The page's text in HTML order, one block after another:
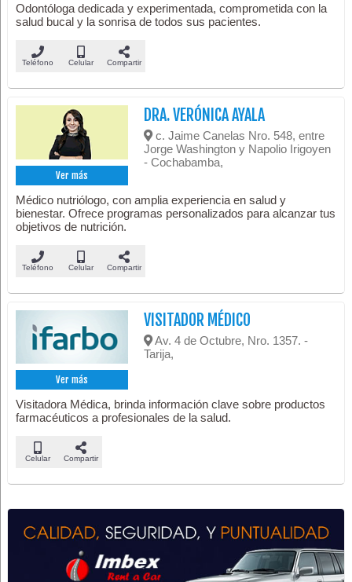
Odontóloga dedicada y experimentada, comprometida con la
salud bucal y la sonrisa de todos sus pacientes.
Teléfono Celular Compartir
Ver más
DRA. VERÓNICA AYALA
c. Jaime Canelas Nro. 548, entre
Jorge Washington y Napolio Irigoyen
- Cochabamba,
Médico nutriólogo, con amplia experiencia en salud y
bienestar. Ofrece programas personalizados para alcanzar tus
objetivos de nutrición.
Teléfono Celular Compartir
Ver más
VISITADOR MÉDICO
Av. 4 de Octubre, Nro. 1357. -
Tarija,
Visitadora Médica, brinda información clave sobre productos
farmacéuticos a profesionales de la salud.
Celular Compartir